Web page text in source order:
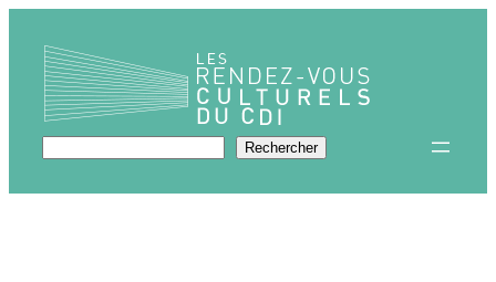
contenu
Rechercher Rechercher